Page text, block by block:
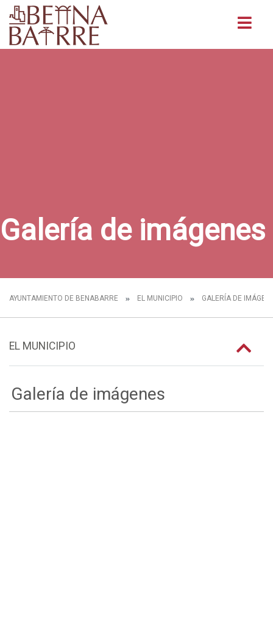
Galería de imágenes
AYUNTAMIENTO DE BENABARRE EL MUNICIPIO GALERÍA DE
EL MUNICIPIO
Galería de imágenes